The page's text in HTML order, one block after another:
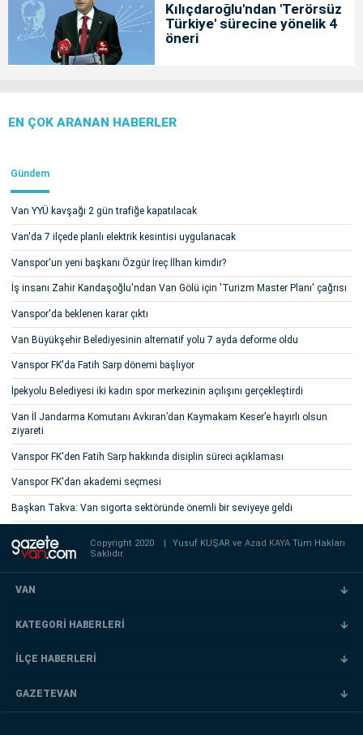
Kılıçdaroğlu'ndan 'Terörsüz
Türkiye' sürecine yönelik 4
öneri
EN ÇOK ARANAN HABERLER
Gündem
Van YYÜ kavşağı 2 gün trafiğe kapatılacak
Van'da 7 ilçede planlı elektrik kesintisi uygulanacak
Vanspor'un yeni başkanı Özgür İreç İlhan kimdir?
İş insanı Zahir Kandaşoğlu'ndan Van Gölü için 'Turizm Master Planı' çağrısı
Vanspor'da beklenen karar çıktı
Van Büyükşehir Belediyesinin alternatif yolu 7 ayda deforme oldu
Vanspor FK'da Fatih Sarp dönemi başlıyor
İpekyolu Belediyesi iki kadın spor merkezinin açılışını gerçekleştirdi
Van İl Jandarma Komutanı Avkıran’dan Kaymakam Keser’e hayırlı olsun
ziyareti
Vanspor FK'den Fatih Sarp hakkında disiplin süreci açıklaması
Vanspor FK'dan akademi seçmesi
Başkan Takva: Van sigorta sektöründe önemli bir seviyeye geldi
Copyright 2020 | Yusuf KUŞAR veAzad KAYATüm Hakları
Saklıdır.
VAN
KATEGORİ HABERLERİ
İLÇE HABERLERİ
GAZETEVAN